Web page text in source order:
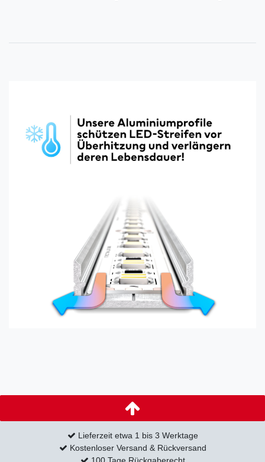
Lieferzeit etwa 1 bis 3 Werktage
Kostenloser Versand & Rückversand